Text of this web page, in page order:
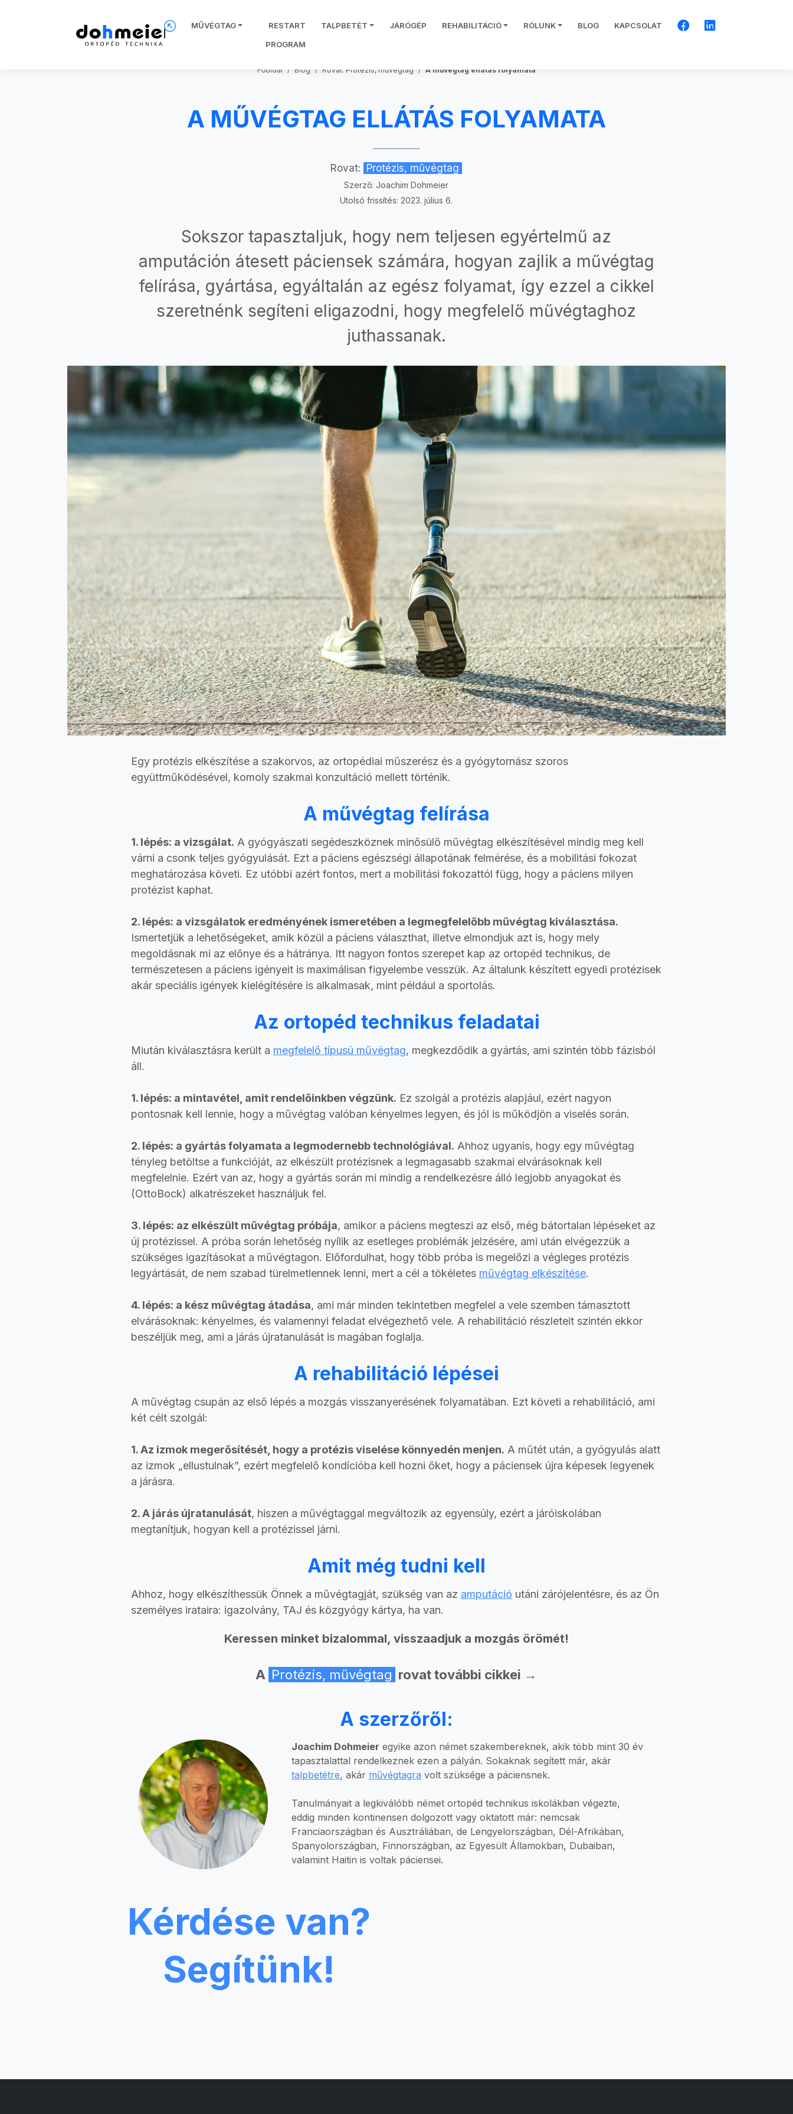
MŰVÉGTAG
RESTART
PROGRAM
TALPBETÉT JÁRÓGÉP REHABILITÁCIÓ RÓLUNK BLOG KAPCSOLAT
Főoldal Blog Rovat: Protézis, művégtag A művégtag ellátás folyamata
A MŰVÉGTAG ELLÁTÁS FOLYAMATA
Rovat: Protézis, művégtag
Szerző:Joachim Dohmeier
Utolsó frissítés: 2023. július 6.
Sokszor tapasztaljuk, hogy nem teljesen egyértelmű az
amputáción átesett páciensek számára, hogyan zajlik a művégtag
felírása, gyártása, egyáltalán az egész folyamat, így ezzel a cikkel
szeretnénk segíteni eligazodni, hogy megfelelő művégtaghoz
juthassanak.
Egy protézis elkészítése a szakorvos, az ortopédiai műszerész és a gyógytornász szoros
együttműködésével, komoly szakmai konzultáció mellett történik.
A művégtag felírása
1. lépés: a vizsgálat. A gyógyászati segédeszköznek minősülő művégtag elkészítésével mindig meg kell
várni a csonk teljes gyógyulását. Ezt a páciens egészségi állapotának felmérése, és a mobilitási fokozat
meghatározása követi. Ez utóbbi azért fontos, mert a mobilitási fokozattól függ, hogy a páciens milyen
protézist kaphat.
2. lépés: a vizsgálatok eredményének ismeretében a legmegfelelőbb művégtag kiválasztása.
Ismertetjük a lehetőségeket, amik közül a páciens választhat, illetve elmondjuk azt is, hogy mely
megoldásnak mi az előnye és a hátránya. Itt nagyon fontos szerepet kap az ortopéd technikus, de
természetesen a páciens igényeit is maximálisan figyelembe vesszük. Az általunk készített egyedi protézisek
akár speciális igények kielégítésére is alkalmasak, mint például a sportolás.
Az ortopéd technikus feladatai
Miután kiválasztásra került a megfelelő típusú művégtag, megkezdődik a gyártás, ami szintén több fázisból
áll.
1. lépés: a mintavétel, amit rendelőinkben végzünk. Ez szolgál a protézis alapjául, ezért nagyon
pontosnak kell lennie, hogy a művégtag valóban kényelmes legyen, és jól is működjön a viselés során.
2. lépés: a gyártás folyamata a legmodernebb technológiával. Ahhoz ugyanis, hogy egy művégtag
tényleg betöltse a funkcióját, az elkészült protézisnek a legmagasabb szakmai elvárásoknak kell
megfelelnie. Ezért van az, hogy a gyártás során mi mindig a rendelkezésre álló legjobb anyagokat és
(OttoBock) alkatrészeket használjuk fel.
3. lépés: az elkészült művégtag próbája, amikor a páciens megteszi az első, még bátortalan lépéseket az
új protézissel. A próba során lehetőség nyílik az esetleges problémák jelzésére, ami után elvégezzük a
szükséges igazításokat a művégtagon. Előfordulhat, hogy több próba is megelőzi a végleges protézis
legyártását, de nem szabad türelmetlennek lenni, mert a cél a tökéletes művégtag elkészítése.
4. lépés: a kész művégtag átadása, ami már minden tekintetben megfelel a vele szemben támasztott
elvárásoknak: kényelmes, és valamennyi feladat elvégezhető vele. A rehabilitáció részleteit szintén ekkor
beszéljük meg, ami a járás újratanulását is magában foglalja.
A rehabilitáció lépései
A művégtag csupán az első lépés a mozgás visszanyerésének folyamatában. Ezt követi a rehabilitáció, ami
két célt szolgál:
1. Az izmok megerősítését, hogy a protézis viselése könnyedén menjen. A műtét után, a gyógyulás alatt
az izmok „ellustulnak”, ezért megfelelő kondícióba kell hozni őket, hogy a páciensek újra képesek legyenek
a járásra.
2. A járás újratanulását, hiszen a művégtaggal megváltozik az egyensúly, ezért a járóiskolában
megtanítjuk, hogyan kell a protézissel járni.
Amit még tudni kell
Ahhoz, hogy elkészíthessük Önnek a művégtagját, szükség van az amputáció utáni zárójelentésre, és az Ön
személyes irataira: igazolvány, TAJ és közgyógy kártya, ha van.
Keressen minket bizalommal, visszaadjuk a mozgás örömét!
A Protézis, művégtag rovat további cikkei →
A szerzőről:
Joachim Dohmeier egyike azon német szakembereknek, akik több mint 30 év
tapasztalattal rendelkeznek ezen a pályán. Sokaknak segített már, akár
talpbetétre, akár művégtagra volt szüksége a páciensnek.
Tanulmányait a legkiválóbb német ortopéd technikus iskolákban végezte,
eddig minden kontinensen dolgozott vagy oktatott már: nemcsak
Franciaországban és Ausztráliában, de Lengyelországban, Dél-Afrikában,
Spanyolországban, Finnországban, az Egyesült Államokban, Dubaiban,
valamint Haitin is voltak páciensei.
Kérdése van?
Segítünk!